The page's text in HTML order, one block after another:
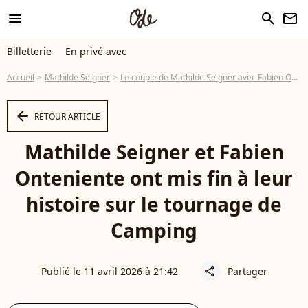
menu search newsletter
Billetterie En privé avec
Accueil Mathilde Seigner Le couple de Mathilde Seigner avec Fabien Onteniente a pris fin en plein tournage de Camping, le réalisateur raconte
arrow_left RETOUR ARTICLE
Mathilde Seigner et Fabien
Onteniente ont mis fin à leur
histoire sur le tournage de
Camping
Publié le 11 avril 2026 à 21:42 share Partager